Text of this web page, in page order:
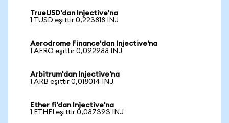
TrueUSD'dan Injective'na
1 TUSD eşittir 0,223818 INJ
Aerodrome Finance'dan Injective'na
1 AERO eşittir 0,092988 INJ
Arbitrum'dan Injective'na
1 ARB eşittir 0,018014 INJ
Ether fi'dan Injective'na
1 ETHFI eşittir 0,087393 INJ